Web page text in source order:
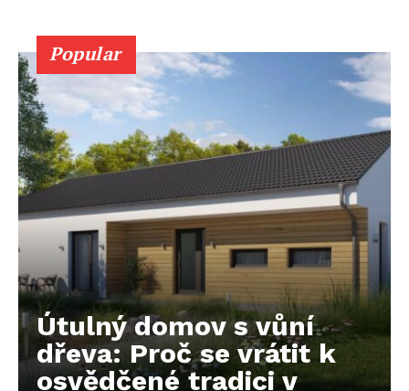
Popular
Útulný domov s vůní
dřeva: Proč se vrátit k
osvědčené tradici v